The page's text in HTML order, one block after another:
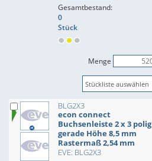
Gesamtbestand:
0
Stück
Menge
BLG2X3
econ connect
Buchsenleiste 2 x 3 polig
gerade Höhe 8,5 mm
Rastermaß 2,54 mm
EVE: BLG2X3